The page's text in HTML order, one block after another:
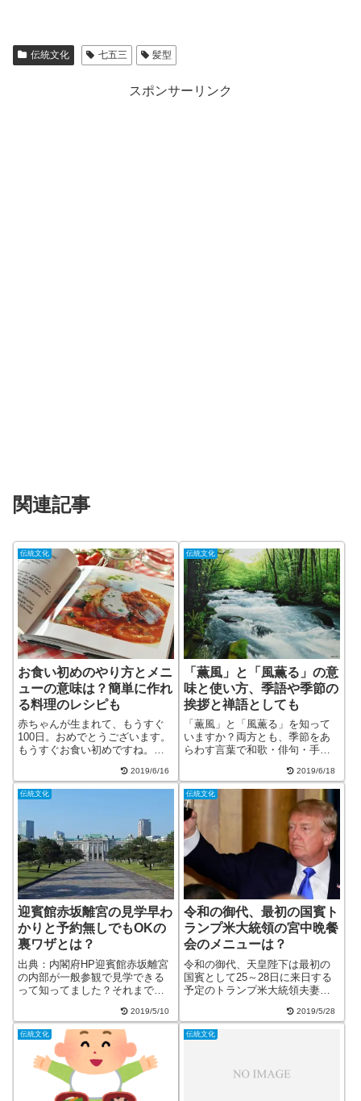
伝統文化 七五三 髪型
スポンサーリンク
関連記事
伝統文化
お食い初めのやり方とメニ
ューの意味は？簡単に作れ
る料理のレシピも
赤ちゃんが生まれて、もうすぐ
100日。おめでとうございます。
もうすぐお食い初めですね。お
やかな成長」「一生食べ物に困
らないように」 と願いを込め
て、大人と同じお祝い膳を、食
最近では、外...
2019/6/16
伝統文化
「薫風」と「風薫る」の意
味と使い方、季語や季節の
挨拶と禅語としても
「薫風」と「風薫る」を知って
いますか？両方とも、季節をあ
らわす言葉で和歌・俳句・手
典拠の唐詩「薫風自南来 殿閣生
微涼」は禅語として重用され、
茶道でも時候の挨拶としてよく
使われます。日本人なら知って
おきたい美しい言葉です。
2019/6/18
伝統文化
迎賓館赤坂離宮の見学早わ
かりと予約無しでもOKの
裏ワザとは？
出典：内閣府HP迎賓館赤坂離宮
の内部が一般参観で見学できる
って知ってました？それまでは
た迎賓館赤坂離宮が平成２８年
４月より通年公開されて大人気
です。明治以降の建造物として
初めて国宝に指定された貴重な
建物です。その...
2019/5/10
伝統文化
令和の御代、最初の国賓ト
ランプ米大統領の宮中晩餐
会のメニューは？
令和の御代、天皇陛下は最初の
国賓として25～28日に来日する
予定のトランプ米大統領夫妻を
開かれ歓迎の宴が催されること
となりますね。前回のオバマ大
統領の時は、夫人を同伴しない
たが、今回は...
2019/5/28
伝統文化 伝統文化